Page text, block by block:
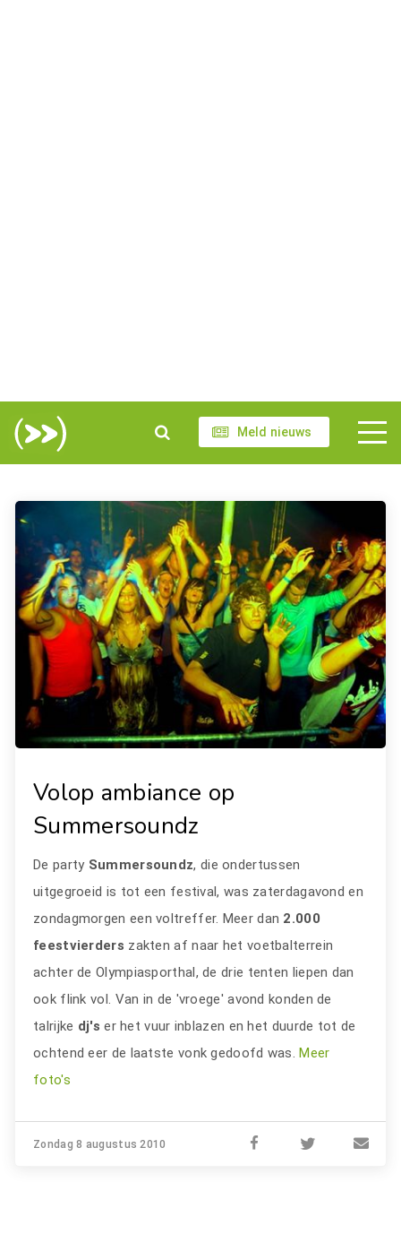
Meld nieuws
Volop ambiance op
Summersoundz
De partySummersoundz, die ondertussen
uitgegroeid is tot een festival, was zaterdagavond en
zondagmorgen een voltreffer. Meer dan 2.000
feestvierders zakten af naar het voetbalterrein
achter de Olympiasporthal, de drie tenten liepen dan
ook flink vol. Van in de 'vroege' avond konden de
talrijke dj's er het vuur inblazen en het duurde tot de
ochtend eer de laatste vonk gedoofd was.Meer
foto's
Zondag 8 augustus 2010